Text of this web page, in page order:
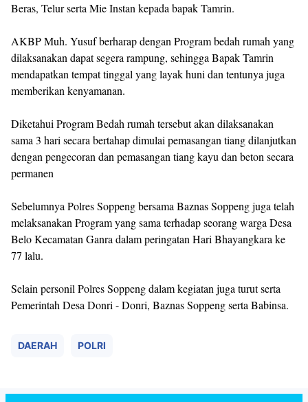
Beras, Telur serta Mie Instan kepada bapak Tamrin.
AKBP Muh. Yusuf berharap dengan Program bedah rumah yang
dilaksanakan dapat segera rampung, sehingga Bapak Tamrin
mendapatkan tempat tinggal yang layak huni dan tentunya juga
memberikan kenyamanan.
Diketahui Program Bedah rumah tersebut akan dilaksanakan
sama 3 hari secara bertahap dimulai pemasangan tiang dilanjutkan
dengan pengecoran dan pemasangan tiang kayu dan beton secara
permanen
Sebelumnya Polres Soppeng bersama Baznas Soppeng juga telah
melaksanakan Program yang sama terhadap seorang warga Desa
Belo Kecamatan Ganra dalam peringatan Hari Bhayangkara ke
77 lalu.
Selain personil Polres Soppeng dalam kegiatan juga turut serta
Pemerintah Desa Donri - Donri, Baznas Soppeng serta Babinsa.
DAERAH POLRI